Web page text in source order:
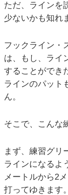
ただ、ラインを
少ないかも知れ
フックライン・
は、もし、ライ
することができ
ラインのパット
ん。
そこで、こんな
まず、練習グリ
ラインになるよ
メートルから2
打ってゆきます。